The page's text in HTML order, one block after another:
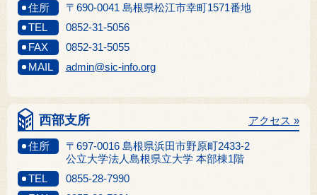
住所 〒690-0041 島根県松江市幸町1571番地
TEL
0852-31-5056
FAX
0852-31-5055
MAIL
admin@sic-info.org
西部支所
住所
〒697-0016 島根県浜田市野原町2433-2
公立大学法人島根県立大学 本部棟1階
アクセス »
TEL
0855-28-7990